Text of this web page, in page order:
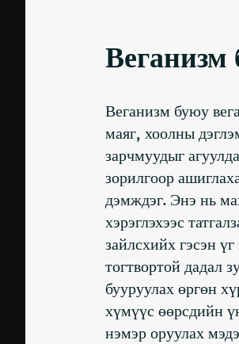
Веганизм
Веганизм буюу
маяг, хоолны
зарчмуудыг
зорилгоор
дэмждэг. Энэ нь
хэрэглэхээс
зайлсхийх гэсэн
тогтвортой дадал
бууруулах өргөн
хүмүүс өөрсдийн
нэмэр оруулах